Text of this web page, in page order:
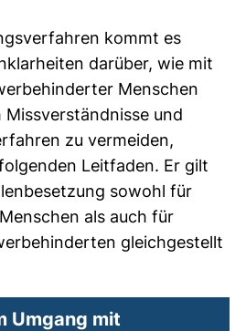
kommt es
darüber, wie mit
Menschen
Missverständnisse und
zu vermeiden,
Leitfaden. Er gilt
sowohl für
als auch für
gleichgestellt
Umgang mit